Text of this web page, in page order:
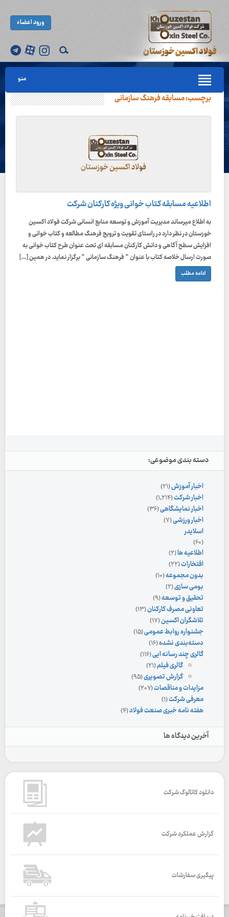
ورود اعضاء
منو
برچسب:مسابقه فرهنگ سازمانی
اطلاعیه مسابقه کتاب خوانی ویژه کارکنان شرکت
به اطلاع میرساند مدیریت آموزش و توسعه منابع انسانی شرکت فولاد اکسین
خوزستان در نظر دارد در راستای تقویت و ترویج فرهنگ مطالعه و کتاب خوانی و
افزایش سطح آگاهی و دانش کارکنان مسابقه ای تحت عنوان طرح کتاب خوانی به
صورت ارسال خلاصه کتاب با عنوان ” فرهنگ سازمانی ” برگزار نماید. در همین […]
ادامه مطلب
دسته بندی موضوعی:
اخبار آموزش(۲۱)
اخبار شرکت(۱,۲۱۴)
اخبار نمایشگاهی(۳۶)
اخبار ورزشی(۷)
اسلایدر
(۶۰)
اطلاعیه ها(۲)
افتخارات(۲۲)
بدون مجموعه(۱۰)
بومی سازی(۲)
تحقیق و توسعه(۹)
تعاونی مصرف کارکنان(۱۳)
تلاشگران اکسین(۱۷)
جشنواره روابط عمومی(۱۵)
دسته‌بندی نشده(۱۶)
گالری چند رسانه ایی(۱۱۶)
گالری فیلم(۲۱)
گزارش تصویری(۹۵)
مزایدات و مناقصات(۲۰۷)
معرفی شرکت(۱)
هفته نامه خبری صنعت فولاد(۴)
آخرین دیدگاه ها
دانلود کاتالوگ شرکت
گزارش عملکرد شرکت
پیگیری سفارشات